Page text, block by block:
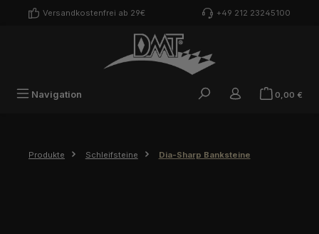
Zum Hauptinhalt springen
Versandkostenfrei ab 29€ +49 212 23245100
Navigation 0,00 €
Produkte Schleifsteine Dia-Sharp Banksteine